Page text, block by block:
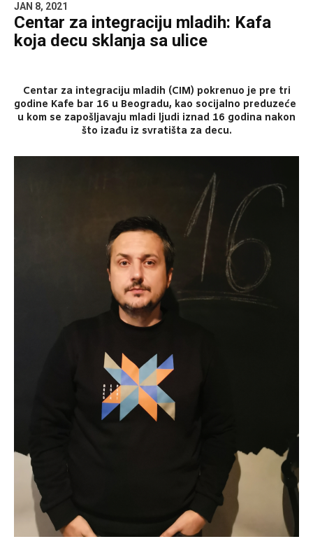
JAN 8, 2021
Centar za integraciju mladih: Kafa
koja decu sklanja sa ulice
Centar za integraciju mladih (CIM) pokrenuo je pre tri
godine Kafe bar 16 u Beogradu, kao socijalno preduzeće
u kom se zapošljavaju mladi ljudi iznad 16 godina nakon
što izađu iz svratišta za decu.